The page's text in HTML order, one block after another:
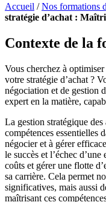
Accueil /Nos formations
stratégie d’achat :
Contexte de la
Vous cherchez à
votre stratégie d’achat ?
négociation et de gestion
expert en la matière,
La gestion stratégique
compétences essentielles
négocier et à gérer
le succès et l’échec
coûts et gérer une flotte
sa carrière. Cela permet
significatives, mais aussi
maîtrisant ces